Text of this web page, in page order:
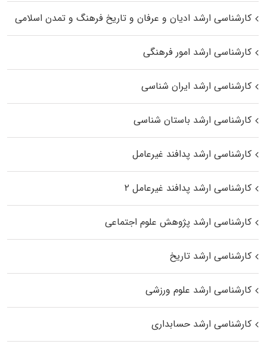
کارشناسی ارشد ادیان و عرفان و تاریخ فرهنگ و تمدن اسلامی
کارشناسی ارشد امور فرهنگی
کارشناسی ارشد ایران شناسی
کارشناسی ارشد باستان شناسی
کارشناسی ارشد پدافند غیرعامل
کارشناسی ارشد پدافند غیرعامل ۲
کارشناسی ارشد پژوهش علوم اجتماعی
کارشناسی ارشد تاریخ
کارشناسی ارشد علوم ورزشی
کارشناسی ارشد حسابداری